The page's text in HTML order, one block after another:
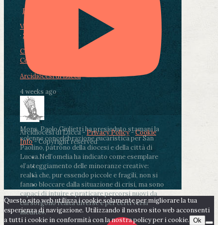
Photo
View on Facebook
· Share
Condividi su Facebook
Condividi su LinkedIn
Arcidiocesi di Lucca
4 weeks ago
Mons. Paolo Giulietti ha presieduto stamani la
solenne concelebrazione eucaristica per San
Paolino, patrono della diocesi e della città di
Lucca.Nell’omelia ha indicato come esemplare
«l’atteggiamento delle minoranze creative:
realtà che, pur essendo piccole e fragili, non si
fanno bloccare dalla situazione di crisi, ma sono
capaci di intuire e praticare percorsi nuovi da
cui sorgono realtà diverse e per certi versi
inedite».
Arcidiocesi di Lucca -Privacy Policy-Cookie
Info- Copyright reserved
Questo sito web utilizza i cookie solamente per migliorare la tua
esperienza di navigazione. Utilizzando il nostro sito web acconsenti
a tutti i cookie in conformità con la nostra policy per i cookie. Ok